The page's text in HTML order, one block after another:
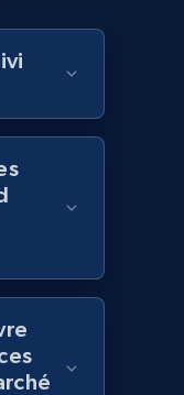
Final
by
Final